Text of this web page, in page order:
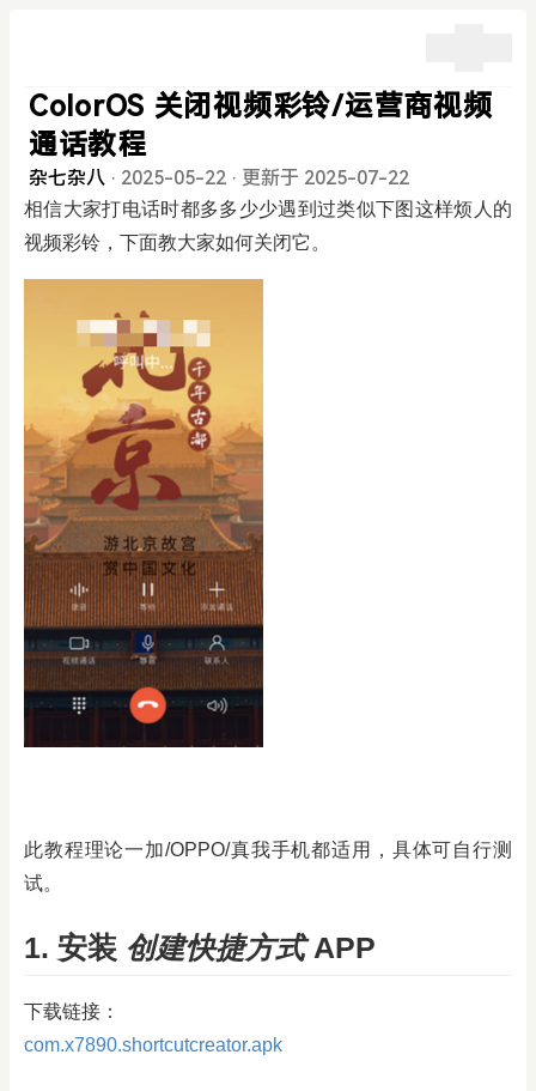
ColorOS 关闭视频彩铃/运营商视频
通话教程
杂七杂八 · 2025-05-22 · 更新于 2025-07-22
相信大家打电话时都多多少少遇到过类似下图这样烦人的
视频彩铃，下面教大家如何关闭它。
此教程理论一加/OPPO/真我手机都适用，具体可自行测
试。
1. 安装 创建快捷方式APP
下载链接：
com.x7890.shortcutcreator.apk